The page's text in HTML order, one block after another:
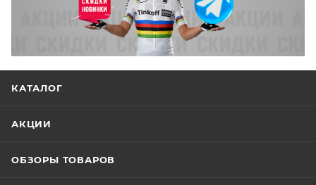
КАТАЛОГ
АКЦИИ
ОБЗОРЫ ТОВАРОВ